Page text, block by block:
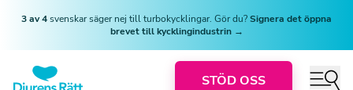
3 av 4svenskar säger nej till turbokycklingar. Gör du?Signera det öppna
brevet till kycklingindustrin →
STÖD OSS